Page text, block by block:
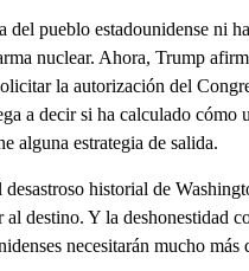
pueblo estadounidense ni
nuclear. Ahora, Trump
la autorización del
a decir si ha calculado cómo
alguna estrategia de salida.
historial de
destino. Y la deshonestidad
necesitarán mucho